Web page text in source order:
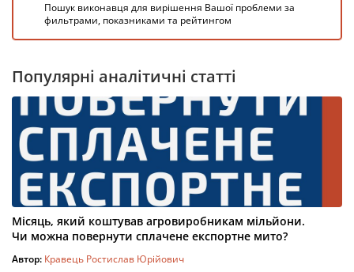
Пошук виконавця для вирішення Вашої проблеми за
фильтрами, показниками та рейтингом
Популярні аналітичні статті
Місяць, який коштував агровиробникам мільйони.
Чи можна повернути сплачене експортне мито?
Автор: Кравець Ростислав Юрійович